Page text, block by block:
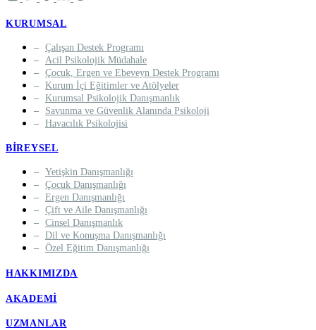
KURUMSAL
Çalışan Destek Programı
Acil Psikolojik Müdahale
Çocuk, Ergen ve Ebeveyn Destek Programı
Kurum İçi Eğitimler ve Atölyeler
Kurumsal Psikolojik Danışmanlık
Savunma ve Güvenlik Alanında Psikoloji
Havacılık Psikolojisi
BIREYSEL
Yetişkin Danışmanlığı
Çocuk Danışmanlığı
Ergen Danışmanlığı
Çift ve Aile Danışmanlığı
Cinsel Danışmanlık
Dil ve Konuşma Danışmanlığı
Özel Eğitim Danışmanlığı
HAKKIMIZDA
AKADEMI
UZMANLAR